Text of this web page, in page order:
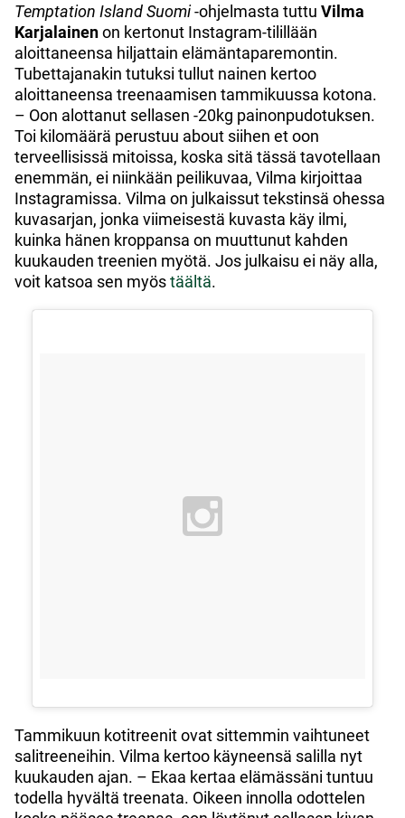
Temptation Island Suomi-ohjelmasta tuttu Vilma
Karjalainenon kertonut Instagram-tilillään
aloittaneensa hiljattain elämäntaparemontin.
Tubettajanakin tutuksi tullut nainen kertoo
aloittaneensa treenaamisen tammikuussa kotona.
– Oon alottanut sellasen -20kg painonpudotuksen.
Toi kilomäärä perustuu about siihen et oon
terveellisissä mitoissa, koska sitä tässä tavotellaan
enemmän, ei niinkään peilikuvaa, Vilma kirjoittaa
Instagramissa. Vilma on julkaissut tekstinsä ohessa
kuvasarjan, jonka viimeisestä kuvasta käy ilmi,
kuinka hänen kroppansa on muuttunut kahden
kuukauden treenien myötä. Jos julkaisu ei näy alla,
voit katsoa sen myöstäältä.
Tammikuun kotitreenit ovat sittemmin vaihtuneet
salitreeneihin. Vilma kertoo käyneensä salilla nyt
kuukauden ajan. – Ekaa kertaa elämässäni tuntuu
todella hyvältä treenata. Oikeen innolla odottelen